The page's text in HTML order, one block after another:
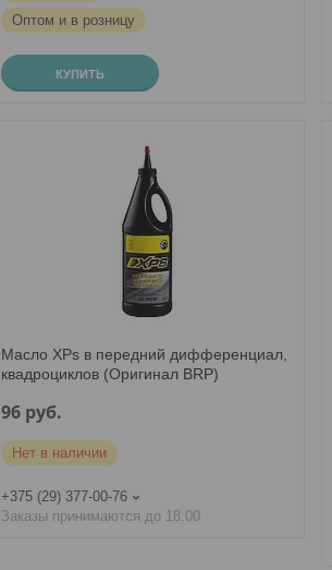
Оптом и в розницу
КУПИТЬ
Масло XPs в передний дифференциал,
квадроциклов (Оригинал BRP)
96 руб.
Нет в наличии
+375 (29) 377-00-76
Заказы принимаются до 18:00